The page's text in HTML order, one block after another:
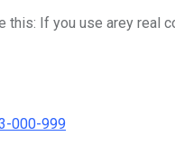
If you use arey real
000-999